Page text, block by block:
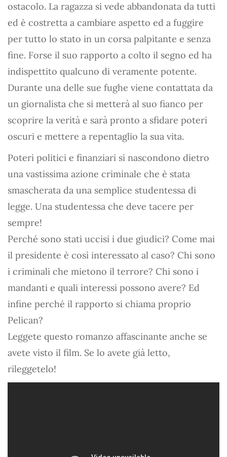
ostacolo. La ragazza si vede abbandonata da tutti
ed è costretta a cambiare aspetto ed a fuggire
per tutto lo stato in un corsa palpitante e senza
fine. Forse il suo rapporto a colto il segno ed ha
indispettito qualcuno di veramente potente.
Durante una delle sue fughe viene contattata da
un giornalista che si metterà al suo fianco per
scoprire la verità e sarà pronto a sfidare poteri
oscuri e mettere a repentaglio la sua vita.
Poteri politici e finanziari si nascondono dietro
una vastissima azione criminale che è stata
smascherata da una semplice studentessa di
legge. Una studentessa che deve tacere per
sempre!
Perché sono stati uccisi i due giudici? Come mai
il presidente è così interessato al caso? Chi sono
i criminali che mietono il terrore? Chi sono i
mandanti e quali interessi possono avere? Ed
infine perché il rapporto si chiama proprio
Pelican?
Leggete questo romanzo affascinante anche se
avete visto il film. Se lo avete già letto,
rileggetelo!